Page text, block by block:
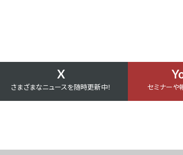
X
さまざまなニュースを随時更新中！ セミナーや